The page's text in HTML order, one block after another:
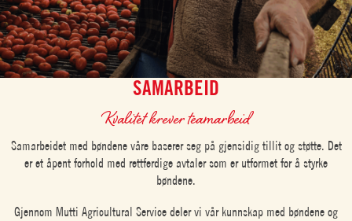
SAMARBEID
Kvalitet krever teamarbeid
Samarbeidet med bøndene våre baserer seg på gjensidig tillit og støtte. Det
er et åpent forhold med rettferdige avtaler som er utformet for å styrke
bøndene.
Gjennom Mutti Agricultural Service deler vi vår kunnskap med bøndene og